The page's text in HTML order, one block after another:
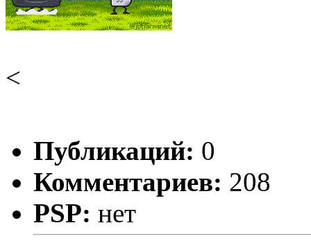
<
Публикаций: 0
Комментариев: 208
PSP: нет